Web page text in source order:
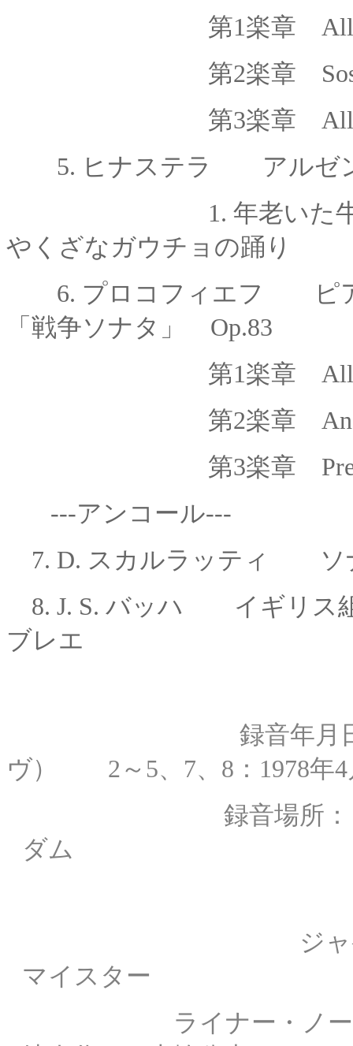
第1楽章
第2楽章
第3楽章
5. ヒナステラ アルゼン
1. 年老い
やくざなガウチョの踊り
6. プロコフィエフ ピ
「戦争ソナタ」 Op.83
第1楽章
第2楽章
第3楽章
---アンコール---
7. D. スカルラッティ ソ
8. J. S. バッハ イギリス
ブレエ
録音年月日： 1＆6
ヴ） 2～5、7、8：1978年4
録音場所： コンセ
ダム
ジャケット写真
マイスター
ライナー・ノート：